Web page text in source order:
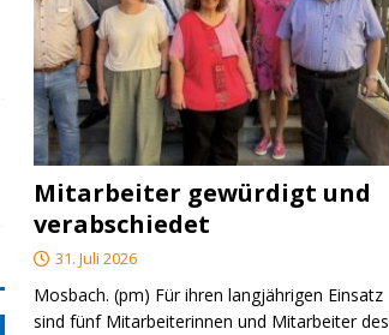
Mitarbeiter gewürdigt und
verabschiedet
31. Juli 2026
Mosbach. (pm) Für ihren langjährigen Einsatz
sind fünf Mitarbeiterinnen und Mitarbeiter des